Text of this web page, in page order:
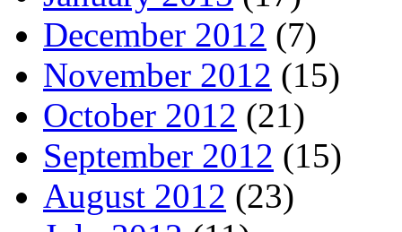
December 2012 (7)
November 2012 (15)
October 2012 (21)
September 2012 (15)
August 2012 (23)